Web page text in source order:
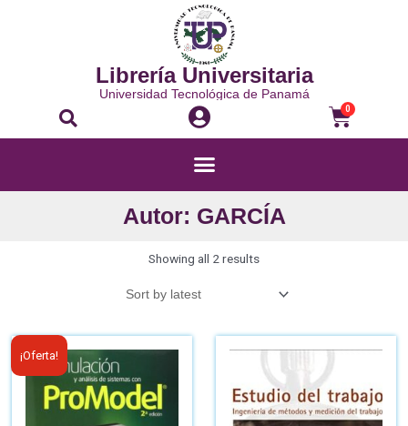
Librería Universitaria
Universidad Tecnológica de Panamá
0
Autor: GARCÍA
Showing all 2 results
¡Oferta!